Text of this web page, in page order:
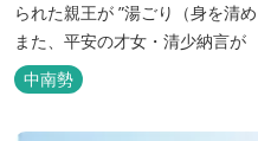
られた親王が ”湯ごり（身を清
また、平安の才女・清少納言が
の呼び名＞と称えており、 出雲
ることもあって、恋の和歌も多
や神宮にゆかりも深く、つるつ
中南勢